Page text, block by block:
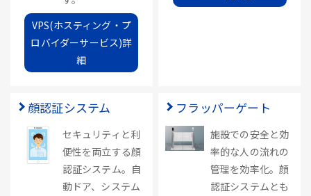
VPS(ホスティング・プ
ロバイダーサービス)詳
細
顔認証システム
セキュリティと利
便性を両立する顔
認証システム。自
動ドア、システム
フラッパーゲート
施設での安全と効
率的な人の流れの
管理を効率化。顔
認証システムとも